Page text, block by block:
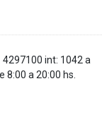
4297100 int: 1042 a
8:00 a 20:00 hs.